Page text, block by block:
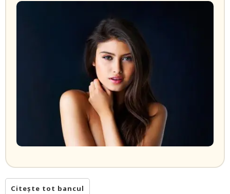
Citește tot bancul